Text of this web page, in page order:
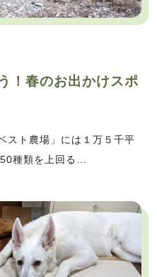
！春のお出かけスポ
スト農場」には１万５千平
種類を上回る…